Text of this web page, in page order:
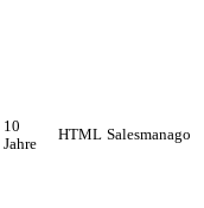
10
Jahre
HTML Salesmanago